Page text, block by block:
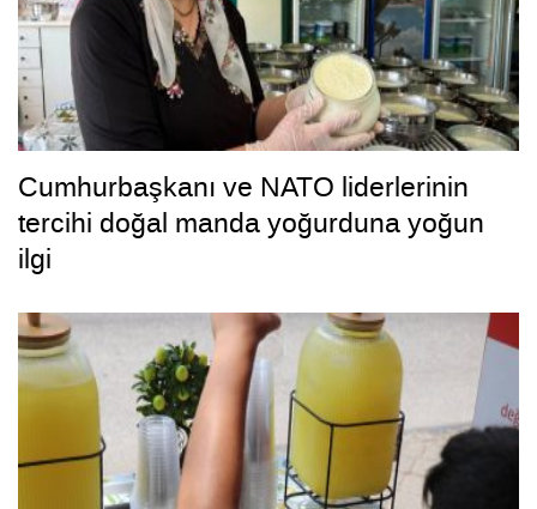
Cumhurbaşkanı ve NATO liderlerinin
tercihi doğal manda yoğurduna yoğun
ilgi